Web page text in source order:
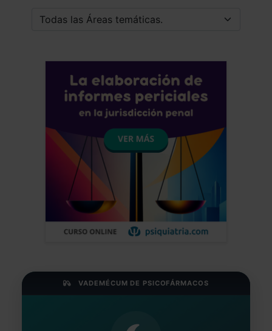
VADEMÉCUM DE PSICOFÁRMACOS